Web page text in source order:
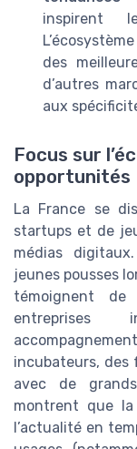
inspirent
des
d’autres
aux
Focus sur
opportunités
La France se
startups et de
médias
jeunes pousses
témoignent
entreprises
incubateurs, des
avec de
montrent que
l’actualité en